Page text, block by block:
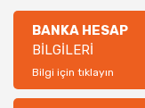
BANKA HESAP
BİLGİLERİ
Bilgi için tıklayın